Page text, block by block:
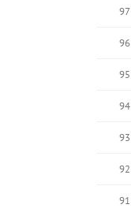
97
96
95
94
93
92
91